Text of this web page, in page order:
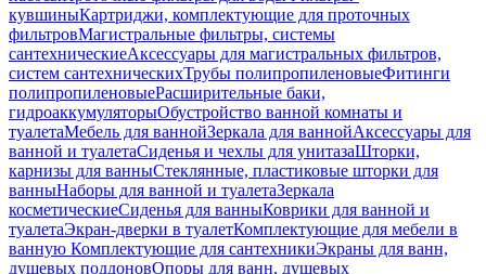
кувшиныКартриджи, комплектующие для проточных
фильтровМагистральные фильтры, системы
сантехническиеАксессуары для магистральных фильтров,
систем сантехническихТрубы полипропиленовыеФитинги
полипропиленовыеРасширительные баки,
гидроаккумуляторыОбустройство ванной комнаты и
туалетаМебель для ваннойЗеркала для ваннойАксессуары для
ванной и туалетаСиденья и чехлы для унитазаШторки,
карнизы для ванныСтеклянные, пластиковые шторки для
ванныНаборы для ванной и туалетаЗеркала
косметическиеСиденья для ванныКоврики для ванной и
туалетаЭкран-дверки в туалетКомплектующие для мебели в
ванную Комплектующие для сантехникиЭкраны для ванн,
душевых поддоновОпоры для ванн, душевых